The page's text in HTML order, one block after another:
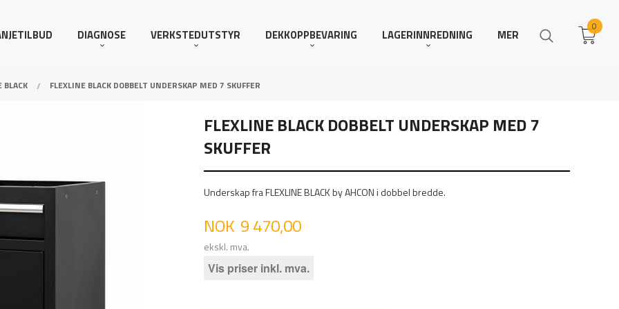
DIAGNOSE VERKSTEDUTSTYR DEKKOPPBEVARING LAGERINNREDNING MER
0
BLACK FLEXLINE BLACK DOBBELT UNDERSKAP MED 7 SKUFFER
FLEXLINE BLACK DOBBELT UNDERSKAP MED 7
SKUFFER
Underskap fra FLEXLINE BLACK by AHCON i dobbel bredde.
Pris
NOK 9 470,00
ekskl. mva.
Vis priser inkl. mva.